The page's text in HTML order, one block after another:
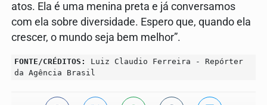
atos. Ela é uma menina preta e já conversamos
com ela sobre diversidade. Espero que, quando ela
crescer, o mundo seja bem melhor”.
FONTE/CRÉDITOS:
Luiz Claudio Ferreira - Repórter
da Agência Brasil